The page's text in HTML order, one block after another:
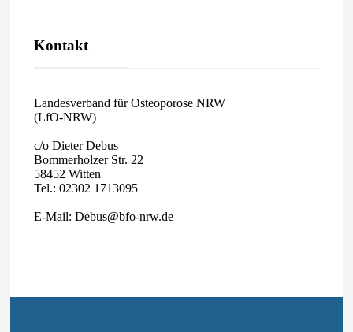
Kontakt
Landesverband für Osteoporose NRW
(LfO-NRW)
c/o Dieter Debus
Bommerholzer Str. 22
58452 Witten
Tel.: 02302 1713095
E-Mail: Debus@bfo-nrw.de